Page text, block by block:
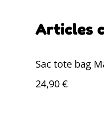
Articles
Sac tote bag
24,90 €